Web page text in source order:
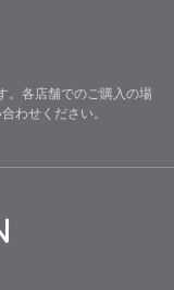
。各店舗でのご購入の場
わせください。